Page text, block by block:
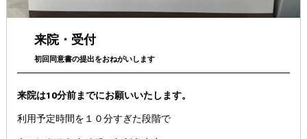
来院・受付
初回同意書の提出をおねがいします
来院は10分前までにお願いいたします。
利用予定時間を１０分すぎた段階で